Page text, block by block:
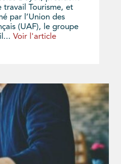
travail Tourisme, et
par l’Union des
(UAF), le groupe
Voir l'article